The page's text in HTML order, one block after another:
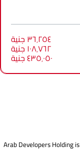
٣٦٬٢٥٤ جنية
١٠٨٬٧٦٢ جنية
٤٣٥٬٠٥٠ جنية
Arab Developers Holding